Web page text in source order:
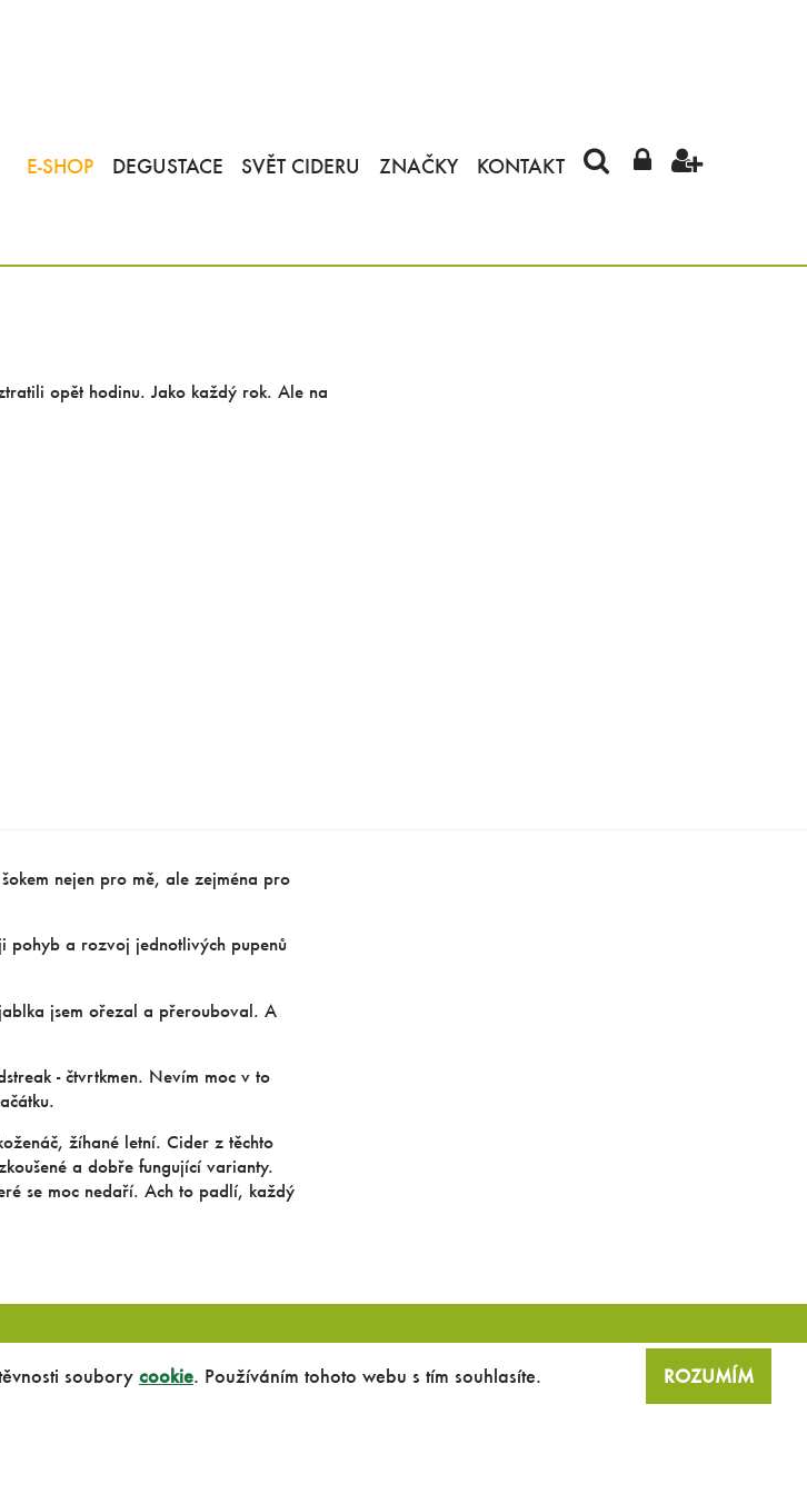
E-SHOP DEGUSTACE SVĚT CIDERU ZNAČKY KONTAKT
opět hodinu. Jako každý rok. Ale na
nejen pro mě, ale zejména pro
pohyb a rozvoj jednotlivých pupenů
jsem ořezal a přerouboval. A
- čtvrtkmen. Nevím moc v to
žíhané letní. Cider z těchto
a dobře fungující varianty.
se moc nedaří. Ach to padlí, každý
soubory cookie. Používáním tohoto webu s tím souhlasíte. ROZUMÍM